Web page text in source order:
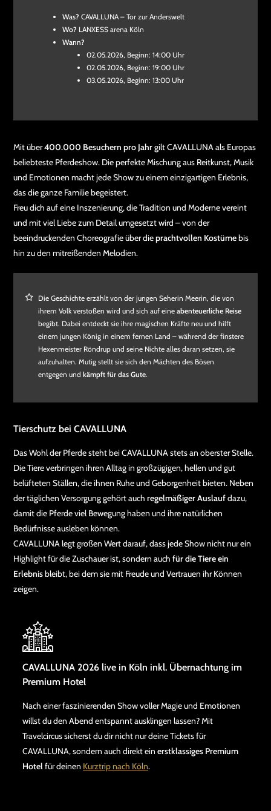
Was? CAVALLUNA – Tor zur Anderswelt
Wo? LANXESS arena Köln
Wann?
02.05.2026, Beginn: 14:00 Uhr
02.05.2026, Beginn: 19:00 Uhr
03.05.2026, Beginn: 13:00 Uhr
Mit über400.000 Besuchern pro Jahrgilt CAVALLUNA als Europas
beliebteste Pferdeshow. Die perfekte Mischung aus Reitkunst, Musik
und Emotionen macht jede Show zu einem einzigartigen Erlebnis,
das die ganze Familie begeistert.
Freu dich auf eine Inszenierung, die Tradition und Moderne vereint
und mit viel Liebe zum Detail umgesetzt wird – von der
beeindruckenden Choreografie über dieprachtvollen Kostümebis
hin zu den mitreißenden Melodien.
Die Geschichte erzählt von der jungen Seherin Meerin, die von
ihrem Volk verstoßen wird und sich auf eine abenteuerliche Reise
begibt. Dabei entdeckt sie ihre magischen Kräfte neu und hilft
einem jungen König in einem fernen Land – während der finstere
Hexenmeister Röndrup und seine Nichte alles daran setzen, sie
aufzuhalten. Mutig stellt sie sich den Mächten des Bösen
entgegen und kämpft für das Gute.
Tierschutz bei CAVALLUNA
Das Wohl der Pferde steht bei CAVALLUNA stets an oberster Stelle.
Die Tiere verbringen ihren Alltag in großzügigen, hellen und gut
belüfteten Ställen, die ihnen Ruhe und Geborgenheit bieten. Neben
der täglichen Versorgung gehört auch regelmäßiger Auslaufdazu,
damit die Pferde viel Bewegung haben und ihre natürlichen
Bedürfnisse ausleben können.
CAVALLUNA legt großen Wert darauf, dass jede Show nicht nur ein
Highlight für die Zuschauer ist, sondern auch für die Tiere ein
Erlebnisbleibt, bei dem sie mit Freude und Vertrauen ihr Können
zeigen.
CAVALLUNA 2026 live in Köln inkl. Übernachtung im
Premium Hotel
Nach einer faszinierenden Show voller Magie und Emotionen
willst du den Abend entspannt ausklingen lassen? Mit
Travelcircus sicherst du dir nicht nur deine Tickets für
CAVALLUNA, sondern auch direkt ein erstklassiges Premium
Hotelfür deinen Kurztrip nach Köln.